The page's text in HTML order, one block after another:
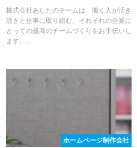
株式会社あしたのチームは、働く人が活き
活きと仕事に取り組む、それぞれの企業に
とっての最高のチームづくりをお手伝いし
ます。...
ホームページ制作会社